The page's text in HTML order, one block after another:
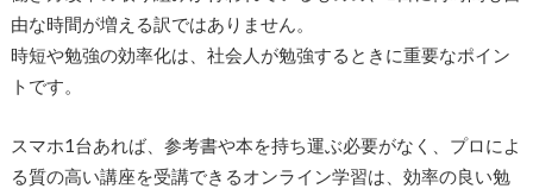
由な時間が増える訳ではありません。
時短や勉強の効率化は、社会人が勉強するときに重要なポイン
トです。
スマホ1台あれば、参考書や本を持ち運ぶ必要がなく、プロによ
る質の高い講座を受講できるオンライン学習は、効率の良い勉